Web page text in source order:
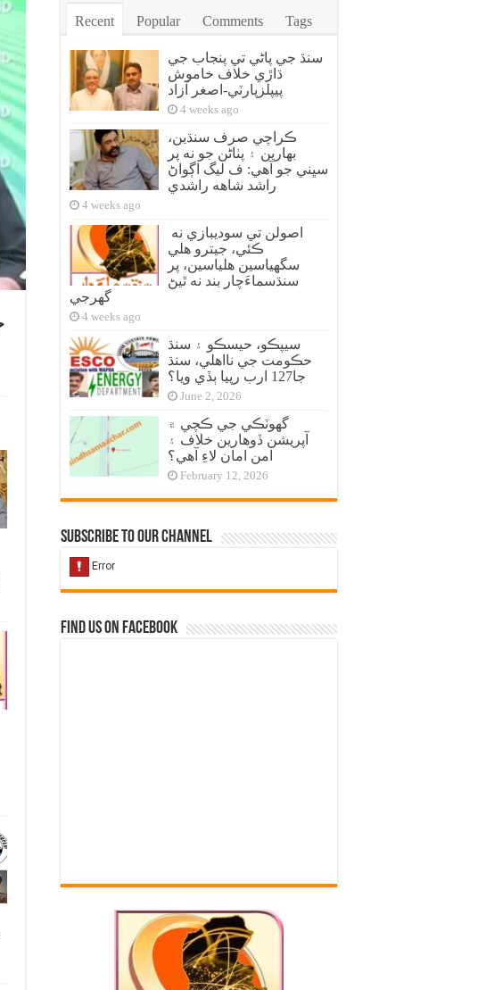
Recent Popular Comments Tags
سنڌ جي پاڻي تي پنجاب جي
ڌاڙي خلاف خاموش
پيپلزپارٽي-اصغر آزاد
4 weeks ago
ڪراچي صرف سنڌين،
بهارين ۽ پٺاڻن جو نه پر
سڀني جو آهي: ف ليگ اڳواڻ
راشد شاهه راشدي
4 weeks ago
ڪئي، جيترو هلي
سگهياسين هلياسين، پر
سنڌسماءَچار بند نه ٿيڻ
گهرجي
4 weeks ago
سيپڪو، حيسڪو ۽ سنڌ
حڪومت جي نااهلي، سنڌ
جا127 ارب رپيا ٻڏي ويا؟
June 2, 2026
گهوٽڪي جي ڪچي ۾
آپريشن ڏوهارين خلاف ۽
امن امان لاءِ آهي؟
February 12, 2026
Subscribe to our Channel
Find us on Facebook